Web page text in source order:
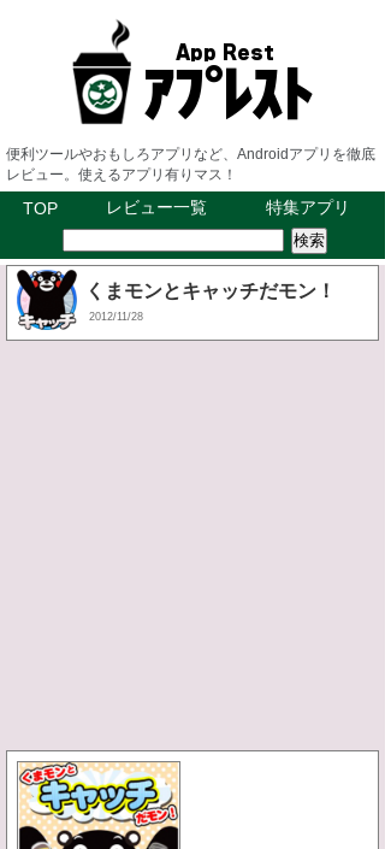
便利ツールやおもしろアプリなど、Androidアプリを徹底
レビュー。使えるアプリ有りマス！
TOP レビュー一覧 特集アプリ
くまモンとキャッチだモン！
2012/11/28